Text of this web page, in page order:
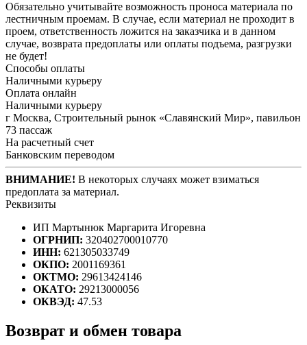
Обязательно учитывайте возможность проноса материала по
лестничным проемам. В случае, если материал не проходит в
проем, ответственность ложится на заказчика и в данном
случае, возврата предоплаты или оплаты подъема, разгрузки
не будет!
Способы оплаты
Наличными курьеру
Оплата онлайн
Наличными курьеру
г Москва, Строительный рынок «Славянский Мир», павильон
73 пассаж
На расчетный счет
Банковским переводом
ВНИМАНИЕ! В некоторых случаях может взиматься
предоплата за материал.
Реквизиты
ИП Мартынюк Маргарита Игоревна
ОГРНИП: 320402700010770
ИНН: 621305033749
ОКПО: 2001169361
ОКТМО: 29613424146
ОКАТО: 29213000056
ОКВЭД: 47.53
Возврат и обмен товара